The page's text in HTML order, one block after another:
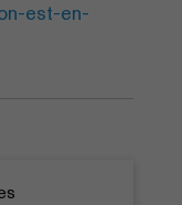
est-en-